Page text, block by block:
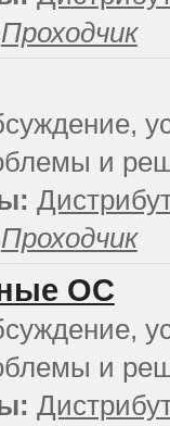
Проходчик
и
Проходчик
ОС
и